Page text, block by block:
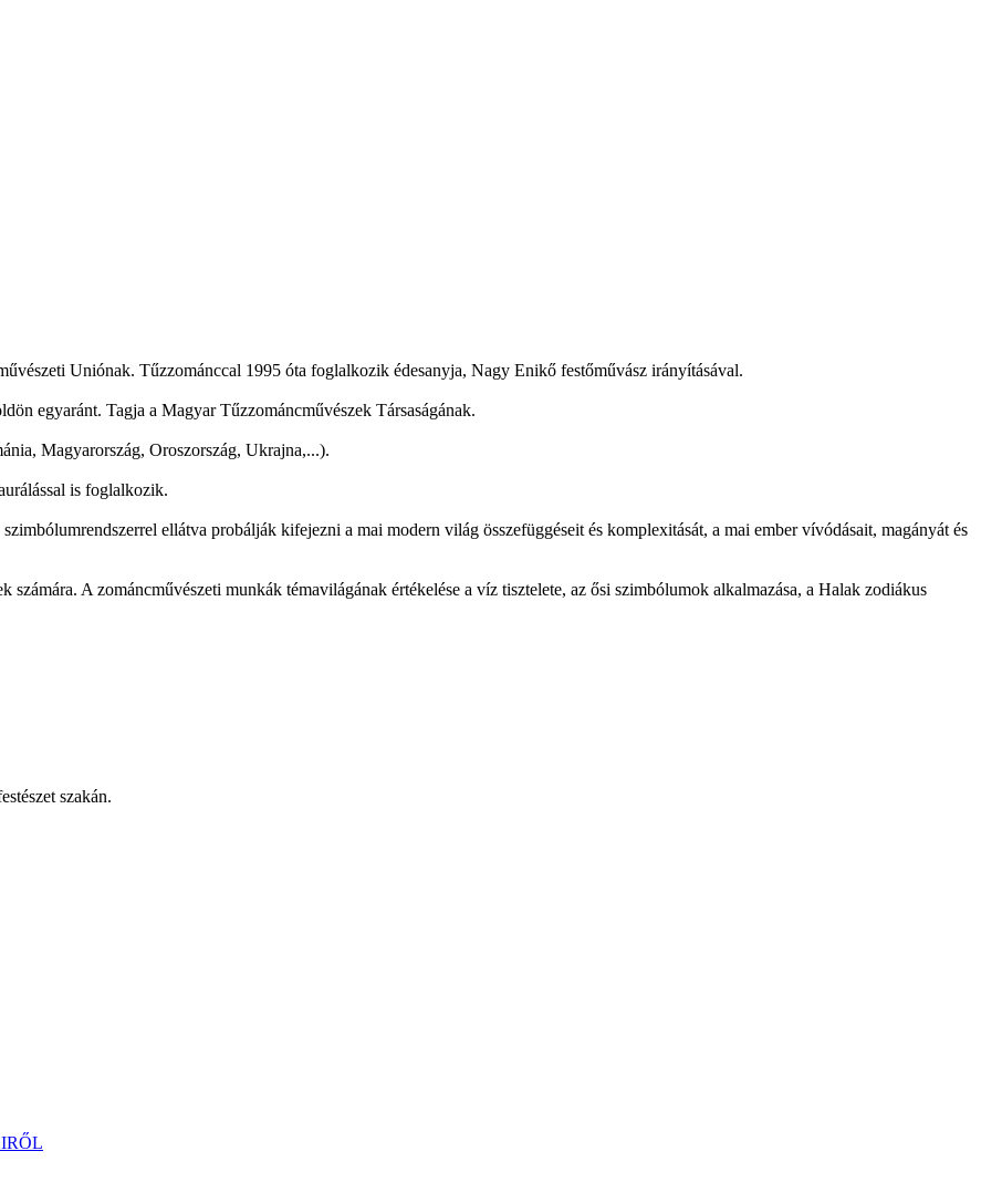
Uniónak. Tűzzománccal 1995 óta foglalkozik édesanyja, Nagy Enikő festőművász irányításával.
egyaránt. Tagja a Magyar Tűzzománcművészek Társaságának.
Magyarország, Oroszország, Ukrajna,...).
is foglalkozik.
ellátva probálják kifejezni a mai modern világ összefüggéseit és komplexitását, a mai ember vívódásait, magányát és
számára. A zománcművészeti munkák témavilágának értékelése a víz tisztelete, az ősi szimbólumok alkalmazása, a Halak zodiákus
szakán.